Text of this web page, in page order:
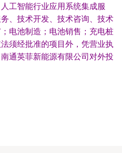
工智能行业应用系统集成服
、技术开发、技术咨询、技术
电池制造；电池销售；充电桩
须经批准的项目外，凭营业执
通英菲新能源有限公司对外投